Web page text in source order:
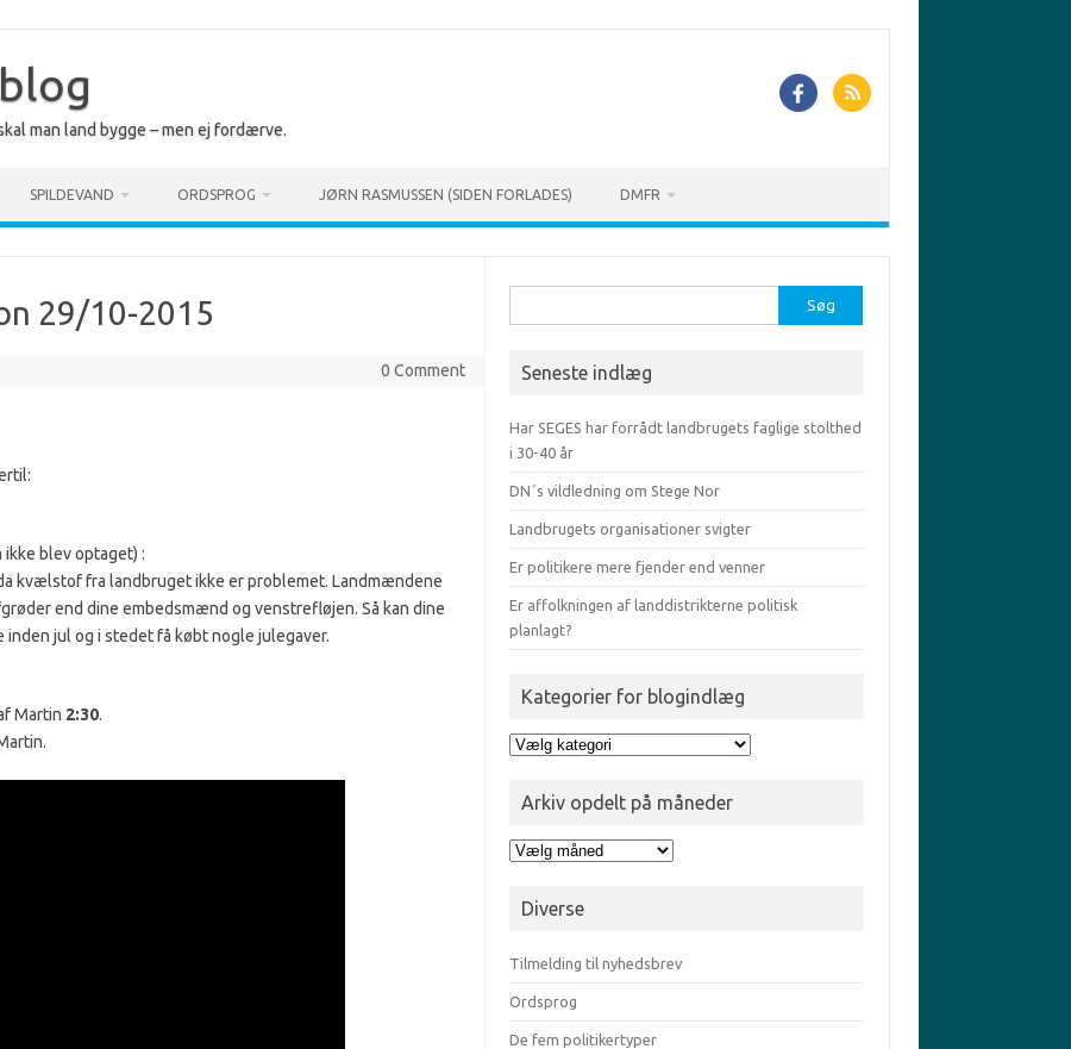
man land bygge – men ej fordærve.
SPILDEVAND ORDSPROG JØRN RASMUSSEN (SIDEN FORLADES) DMFR
29/10-2015
0 Comment
ikke blev optaget) :
kvælstof fra landbruget ikke er problemet. Landmændene
end dine embedsmænd og venstrefløjen. Så kan dine
jul og i stedet få købt nogle julegaver.
Martin 2:30.
efter:
Seneste indlæg
Har SEGES har forrådt landbrugets faglige stolthed
i 30-40 år
DN´s vildledning om Stege Nor
Landbrugets organisationer svigter
Er politikere mere fjender end venner
Er affolkningen af landdistrikterne politisk
planlagt?
Kategorier for blogindlæg
Kategorier
Arkiv opdelt på måneder
Arkiv
måneder
Diverse
Tilmelding til nyhedsbrev
Ordsprog
De fem politikertyper